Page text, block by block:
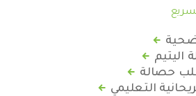
اليتيم
حصالة
التعليمي